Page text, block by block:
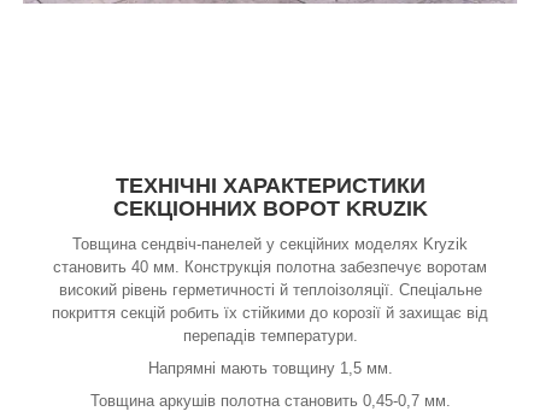
ТЕХНІЧНІ ХАРАКТЕРИСТИКИ
СЕКЦІОННИХ ВОРОТ KRUZIK
Товщина сендвіч-панелей у секційних моделях Kryzik
становить 40 мм. Конструкція полотна забезпечує воротам
високий рівень герметичності й теплоізоляції. Спеціальне
покриття секцій робить їх стійкими до корозії й захищає від
перепадів температури.
Напрямні мають товщину 1,5 мм.
Товщина аркушів полотна становить 0,45-0,7 мм.